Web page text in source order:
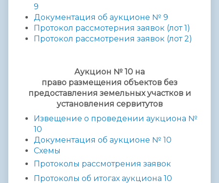
9
Документация об аукционе № 9
Протокол рассмотерния заявок (лот 1)
Протокол рассмотрения заявок (лот 2)
Аукцион № 10 на
право размещения объектов без
предоставления земельных участков и
установления сервитутов
Извещение о проведении аукциона №
10
Документация об аукционе № 10
Схемы
Протоколы рассмотрения заявок
Протоколы об итогах аукциона 10